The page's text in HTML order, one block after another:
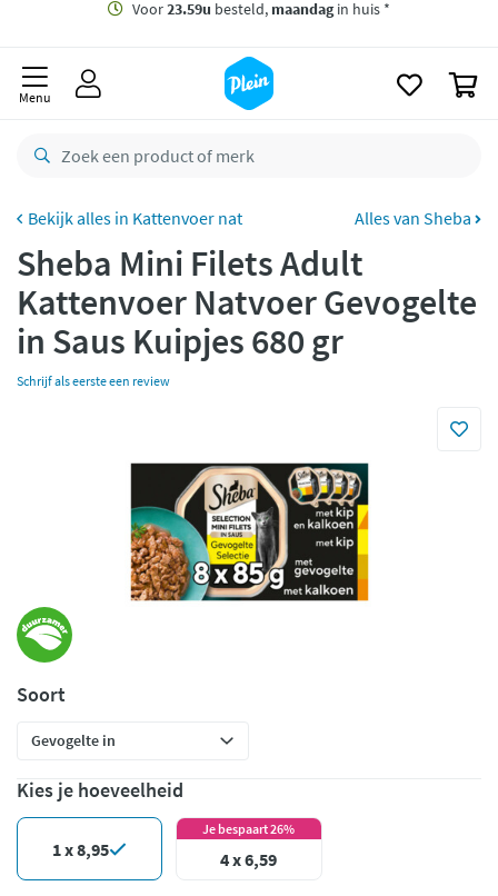
bezorging vanaf 35,- *
besteld,maandag
retourneren
CO2 neutraal
Betaal met Klarna
Menu
Kattenvoer nat Alles van Sheba
Sheba Mini Filets Adult
Kattenvoer Natvoer Gevogelte
in Saus Kuipjes 680 gr
Schrijf als eerste een review
Soort
Kies je hoeveelheid
1 x 8,95
Je bespaart 26%
4 x 6,59